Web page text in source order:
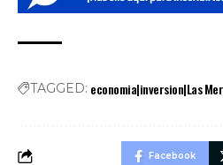
TAGGED: economia|inversion|Las
Facebook